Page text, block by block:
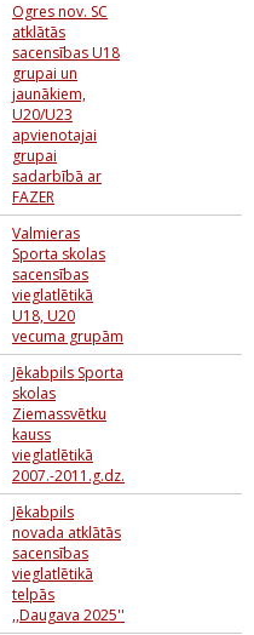
Ogres nov. SC
atklātās
sacensības U18
grupai un
jaunākiem,
U20/U23
apvienotajai
grupai
sadarbībā ar
FAZER
Valmieras
Sporta skolas
sacensības
vieglatlētikā
U18, U20
vecuma grupām
Jēkabpils Sporta
skolas
Ziemassvētku
kauss
vieglatlētikā
2007.-2011.g.dz.
Jēkabpils
novada atklātās
sacensības
vieglatlētikā
telpās
,,Daugava 2025''